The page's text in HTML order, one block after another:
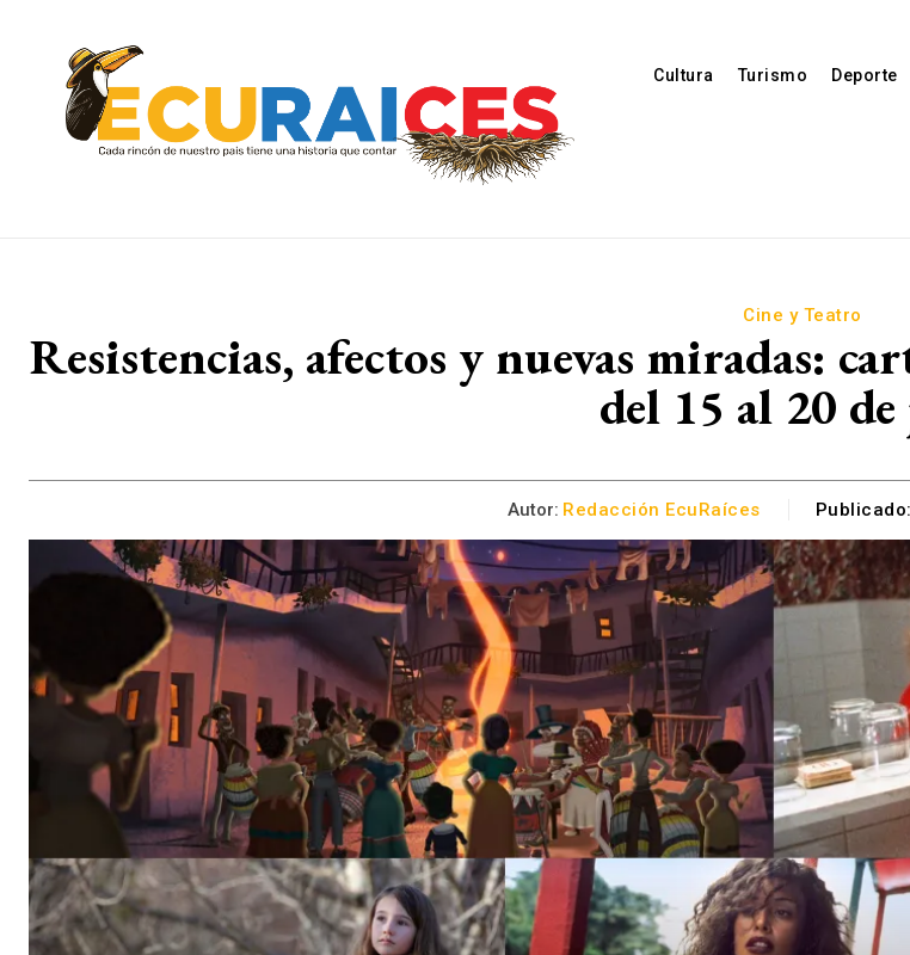
Cultura Turismo Deporte
Cine y Teatro
Resistencias, afectos y nuevas miradas:
del 15 al 20
Autor: Redacción EcuRaíces Publicado: